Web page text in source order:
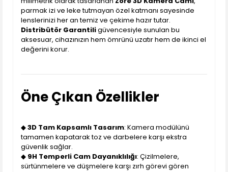
parmak izi ve leke tutmayan özel katmanı sayesinde
lenslerinizi her an temiz ve çekime hazır tutar.
Distribütör Garantiligüvencesiyle sunulan bu
aksesuar, cihazınızın hem ömrünü uzatır hem de ikinci el
değerini korur.
Öne Çıkan Özellikler
◆3D Tam Kapsamlı Tasarım: Kamera modülünü
tamamen kapatarak toz ve darbelere karşı ekstra
güvenlik sağlar.
◆ 9H Temperli Cam Dayanıklılığı: Çizilmelere,
sürtünmelere ve düşmelere karşı zırh görevi gören